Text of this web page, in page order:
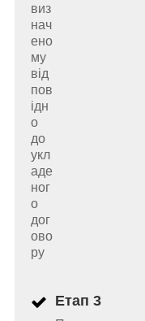
виз
нач
ено
му
від
пов
ідн
о
до
укл
аде
ног
о
дог
ово
ру
Етап 3